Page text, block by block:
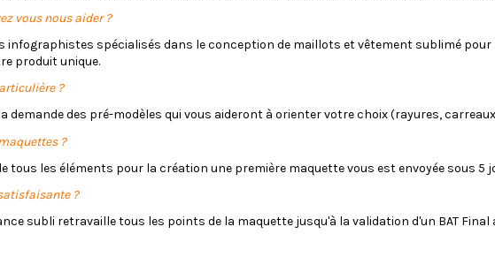
vous nous aider ?
infographistes spécialisés dans le conception de maillots et vêtement sublimé
produit unique.
?
demande des pré-modèles qui vous aideront à orienter votre choix (rayures,
?
tous les éléments pour la création une première maquette vous est envoyée sous 5
?
subli retravaille tous les points de la maquette jusqu'à la validation d'un BAT Final